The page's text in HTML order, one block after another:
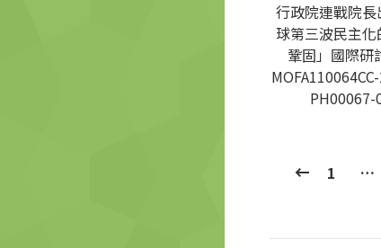
行政院連戰院
球第三波民主
鞏固」國際研
PH00067-
1 …